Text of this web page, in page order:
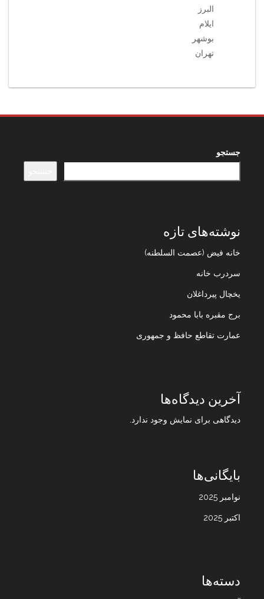
البرز
ایلام
بوشهر
تهران
جستجو
نوشته‌های تازه
خانه فیض (عصمت السلطنه)
سردرب خانه
یخچال پیرداغلان
برج مقبره بابا محمود
عمارت تقاطع حافظ و جمهوری
آخرین دیدگاه‌ها
دیدگاهی برای نمایش وجود ندارد.
بایگانی‌ها
نوامبر 2025
اکتبر 2025
دسته‌ها